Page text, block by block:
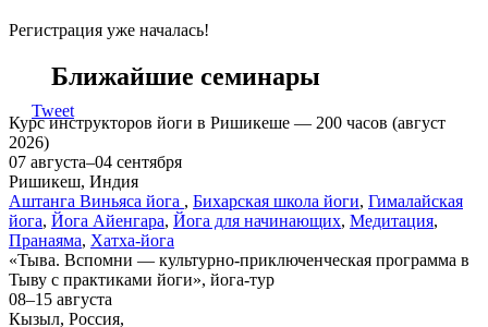
Регистрация уже началась!
Tweet
Ближайшие семинары
Курс инструкторов йоги в Ришикеше — 200 часов (август
2026)
07 августа–04 сентября
Ришикеш, Индия
Аштанга Виньяса йога , Бихарская школа йоги, Гималайская
йога, Йога Айенгара, Йога для начинающих, Медитация,
Пранаяма, Хатха-йога
«Тыва. Вспомни — культурно-приключенческая программа в
Тыву с практиками йоги», йога-тур
08–15 августа
Кызыл, Россия,